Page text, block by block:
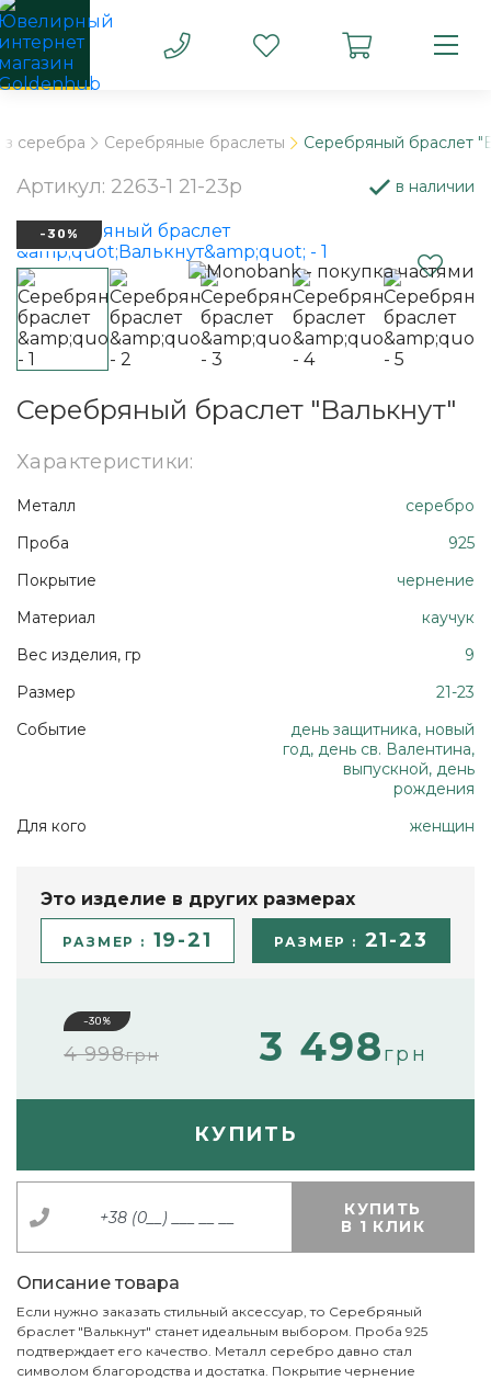
серебра Серебряные браслеты Серебряный браслет
Серебряный браслет "Валькнут"
-30%
Артикул: 2263-1 21-23р в наличии
Характеристики:
Металл
серебро
Проба
925
Покрытие
чернение
Материал
каучук
Вес изделия, гр
9
Размер
21-23
Событие
день защитника, новый
год, день св. Валентина,
выпускной, день
рождения
Для кого
женщин
Это изделие в других размерах
РАЗМЕР : 19-21 РАЗМЕР : 21-23
-30%
4 998грн 3 498грн
КУПИТЬ
КУПИТЬ
В 1 КЛИК
Описание товара
Если нужно заказать стильный аксессуар, то Серебряный
браслет "Валькнут" станет идеальным выбором. Проба 925
подтверждает его качество. Металл серебро давно стал
символом благородства и достатка. Покрытие чернение